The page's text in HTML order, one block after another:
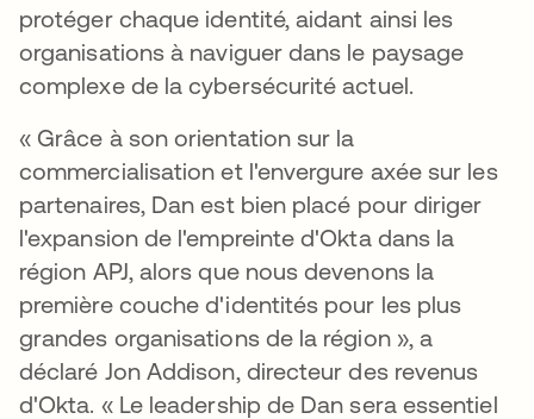
protéger chaque identité, aidant ainsi les
organisations à naviguer dans le paysage
complexe de la cybersécurité actuel.
« Grâce à son orientation sur la
commercialisation et l'envergure axée sur les
partenaires, Dan est bien placé pour diriger
l'expansion de l'empreinte d'Okta dans la
région APJ, alors que nous devenons la
première couche d'identités pour les plus
grandes organisations de la région », a
déclaré Jon Addison, directeur des revenus
d'Okta. « Le leadership de Dan sera essentiel